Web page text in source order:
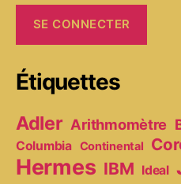
Étiquettes
Adler Arithmomètre
Columbia Continental
Hermes IBM Ideal